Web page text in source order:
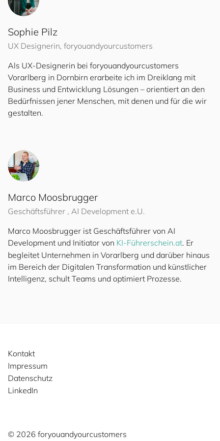
Sophie Pilz
UX Designerin, foryouandyourcustomers
Als UX-Designerin bei foryouandyourcustomers
Vorarlberg in Dornbirn erarbeite ich im Dreiklang mit
Business und Entwicklung Lösungen – orientiert an den
Bedürfnissen jener Menschen, mit denen und für die wir
gestalten.
Marco Moosbrugger
Geschäftsführer , AI Development e.U.
Marco Moosbrugger ist Geschäftsführer von AI
Development und Initiator von KI-Führerschein.at. Er
begleitet Unternehmen in Vorarlberg und darüber hinaus
im Bereich der Digitalen Transformation und künstlicher
Intelligenz, schult Teams und optimiert Prozesse.
Kontakt
Impressum
Datenschutz
LinkedIn
©️ 2026 foryouandyourcustomers